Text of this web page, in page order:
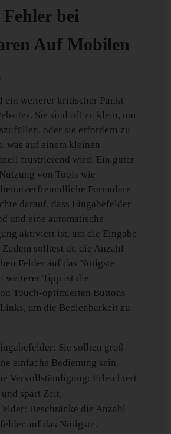
bei
Auf Mobilen
ein weiterer kritischer Punkt
Sie sind oft zu klein, um
oder sie erfordern zu
was auf einem kleinen
frustrierend wird. Ein guter
von Tools wie
Formulare
darauf, dass Eingabefelder
und eine automatische
aktiviert ist, um die Eingabe
solltest du die Anzahl
Felder auf das Nötigste
weiterer Tipp ist die
Touch-optimierten Buttons
um die Bedienbarkeit zu
Sie sollten groß
einfache Bedienung sein.
Vervollständigung: Erleichtert
spart Zeit.
Beschränke die Anzahl
auf das Nötigste.